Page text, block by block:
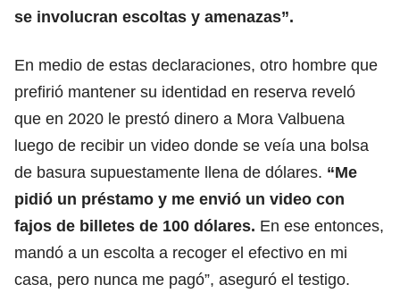
se involucran escoltas y amenazas”.
En medio de estas declaraciones, otro hombre que
prefirió mantener su identidad en reserva reveló
que en 2020 le prestó dinero a Mora Valbuena
luego de recibir un video donde se veía una bolsa
de basura supuestamente llena de dólares. “Me
pidió un préstamo y me envió un video con
fajos de billetes de 100 dólares. En ese entonces,
mandó a un escolta a recoger el efectivo en mi
casa, pero nunca me pagó”, aseguró el testigo.